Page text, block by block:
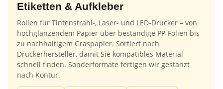
Etiketten & Aufkleber
Rollen für Tintenstrahl-, Laser- und LED-Drucker – von
hochglänzendem Papier über beständige PP-Folien bis
zu nachhaltigem Graspapier. Sortiert nach
Druckerhersteller, damit Sie kompatibles Material
schnell finden. Sonderformate fertigen wir gestanzt
nach Kontur.